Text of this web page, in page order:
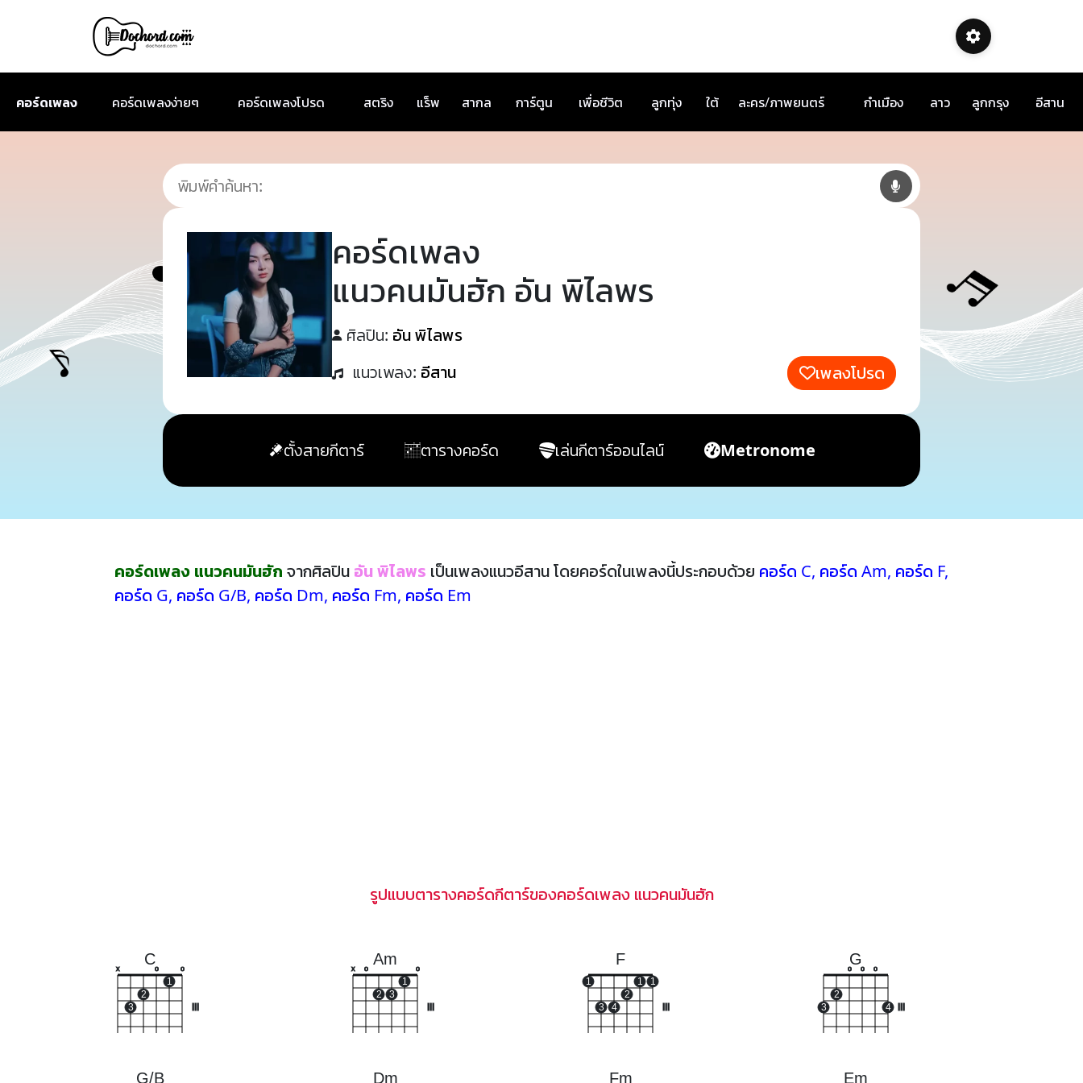
คอร์ดเพลง คอร์ดเพลงง่ายๆ คอร์ดเพลงโปรด สตริง แร็พ สากล การ์ตูน เพื่อชีวิต ลูกทุ่ง ใต้ ละคร/ภาพยนตร์ กำเมือง ลาว ลูกกรุง อีสาน
คอร์ดเพลง
แนวคนมันฮัก อัน พิไลพร
ศิลปิน: อัน พิไลพร
แนวเพลง: อีสาน เพลงโปรด
ตั้งสายกีตาร์ ตารางคอร์ด เล่นกีตาร์ออนไลน์ Metronome
คอร์ดเพลง แนวคนมันฮัก จากศิลปิน อัน พิไลพร เป็นเพลงแนวอีสาน โดยคอร์ดในเพลงนี้ประกอบด้วย คอร์ด C, คอร์ด Am, คอร์ด F,
คอร์ด G, คอร์ด G/B, คอร์ด Dm, คอร์ด Fm, คอร์ด Em
รูปแบบตารางคอร์ดกีตาร์ของคอร์ดเพลง แนวคนมันฮัก
C
x
3
2
o
1
o
Am
x o
2 3
1
o
F
1
3 4
2
1 1
G
3
2
o o o
4
G/B Dm Fm Em